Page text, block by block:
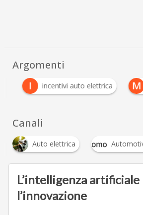
Argomenti
I incentivi auto elettrica M
Canali
Auto elettrica
L’intelligenza
l’innovazione